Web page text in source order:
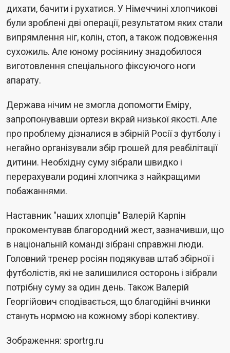
дихати, бачити і рухатися. У Німеччині хлопчикові
були зроблені дві операції, результатом яких стали
випрямлення ніг, колін, стоп, а також подовження
сухожиль. Але юному росіянину знадобилося
виготовлення спеціального фіксуючого ноги
апарату.
Держава нічим не змогла допомогти Еміру,
запропонувавши ортези вкрай низької якості. Але
про проблему дізналися в збірній Росії з футболу і
негайно організували збір грошей для реабілітації
дитини. Необхідну суму зібрали швидко і
перерахували родині хлопчика з найкращими
побажаннями.
Наставник "наших хлопців" Валерій Карпін
прокоментував благородний жест, зазначивши, що
в національній команді зібрані справжні люди.
Головний тренер росіян подякував штаб збірної і
футболістів, які не залишилися осторонь і зібрали
потрібну суму за один день. Також Валерій
Георгійович сподівається, що благодійні вчинки
стануть нормою на кожному зборі колективу.
Зображення: sportrg.ru